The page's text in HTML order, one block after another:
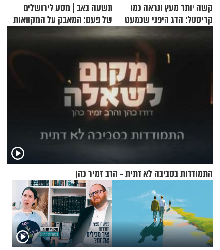
קשה יותר מעץ ונראה כמו
קריסטל: הדג היפני שכמעט
תשעה באב | מסע לירושלים
של פעם: המאבק על המקוואות
התמודדות בסביבה לא דתית - הרב זמיר כהן